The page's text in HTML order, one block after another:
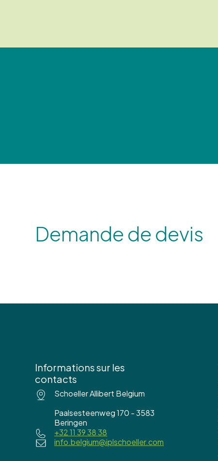
Demande de devis
Informations sur les
contacts
Schoeller Allibert Belgium
Paalsesteenweg 170 - 3583
Beringen
+32 11 39 38 38
info.belgium@iplschoeller.com